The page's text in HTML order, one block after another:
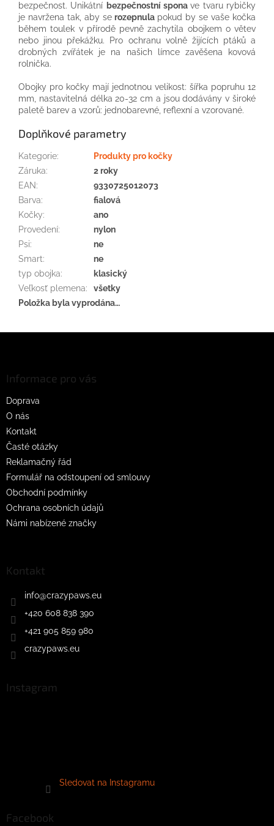
bezpečnost. Unikátní bezpečnostní sponave tvaru rybičky
je navržena tak, aby serozepnulapokud by se vaše kočka
během toulek v přírodě pevně zachytila obojkem o větev
nebo jinou překážku. Pro ochranu volně žijících ptáků a
drobných zvířátek je na našich límce zavěšena kovová
rolnička.
Obojky pro kočky mají jednotnou velikost: šířka popruhu 12
mm, nastavitelná délka 20-32 cm a jsou dodávány v široké
paletě barev a vzorů: jednobarevné, reflexní a vzorované.
Doplňkové parametry
Kategorie:
Produkty pro kočky
Záruka:
2 roky
EAN:
9330725012073
Barva:
fialová
Kočky:
ano
Provedení:
nylon
Psi:
ne
Smart:
ne
typ obojka:
klasický
Veľkosť plemena:
všetky
Položka byla vyprodána…
Informace pro vás
Doprava
O nás
Kontakt
Časté otázky
Reklamačný řád
Formulář na odstoupení od smlouvy
Obchodní podmínky
Ochrana osobních údajů
Námi nabízené značky
Kontakt
info@crazypaws.eu
+420 608 838 390
+421 905 859 980
crazypaws.eu
Instagram
Sledovat na Instagramu
Facebook